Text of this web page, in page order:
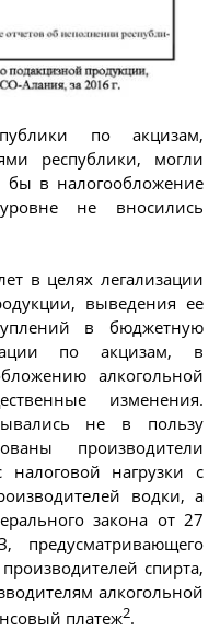
по акцизам,
республики, могли
бы в налогообложение
не вносились
в целях легализации
выведения ее
в бюджетную
по акцизам, в
алкогольной
изменения.
не в пользу
производители
налоговой нагрузки с
водки, а
закона от 27
спирта,
алкогольной
платеж2.